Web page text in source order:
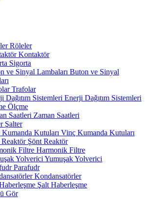
Röleler
Kontaktör
Sigorta
Buton ve Sinyal
Trafolar
Enerji Dağıtım Sistemleri
Ölçme
Zaman Saatleri
Şalter
Vinç Kumanda Kutuları
Şönt Reaktör
Harmonik Filtre
Yumuşak Yolverici
Parafudr
Kondansatörler
Şalt Haberleşme
Gör